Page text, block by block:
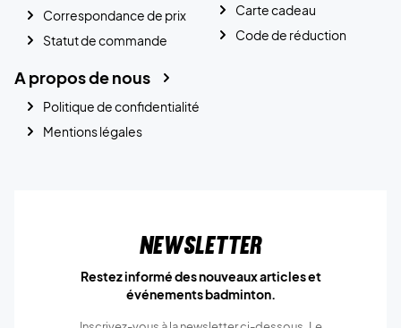
Correspondance de prix
Statut de commande
Carte cadeau
Code de réduction
A propos de nous
Politique de confidentialité
Mentions légales
Newsletter
Restez informé des nouveaux articles et
événements badminton.